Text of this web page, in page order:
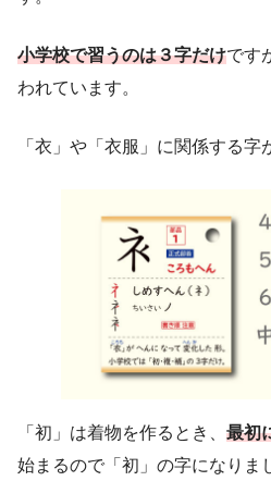
小学校で習うのは３字だけです
われています。
「衣」や「衣服」に関係する字
「初」は着物を作るとき、 最初
始まるので「初」の字になりま